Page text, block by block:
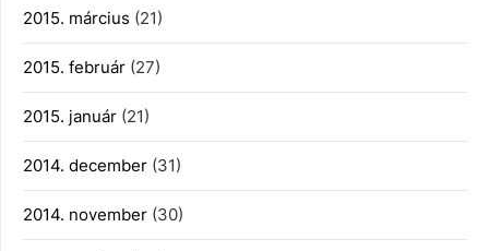
2015. március (21)
2015. február (27)
2015. január (21)
2014. december (31)
2014. november (30)